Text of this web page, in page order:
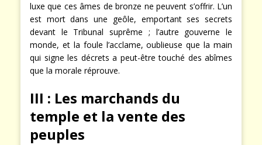
luxe que ces âmes de bronze ne peuvent s’offrir. L’un
est mort dans une geôle, emportant ses secrets
devant le Tribunal suprême ; l’autre gouverne le
monde, et la foule l’acclame, oublieuse que la main
qui signe les décrets a peut-être touché des abîmes
que la morale réprouve.
III : Les marchands du
temple et la vente des
peuples